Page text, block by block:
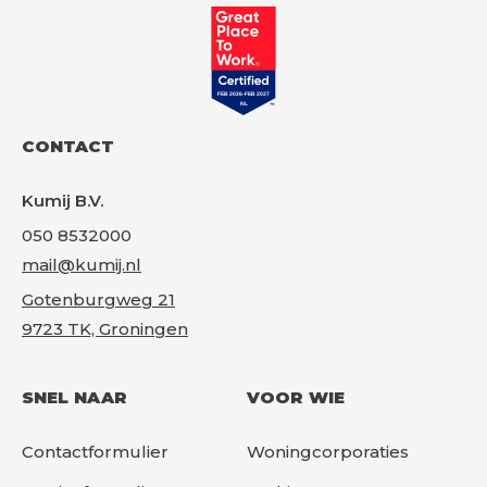
CONTACT
Kumij B.V.
050 8532000
mail@kumij.nl
Gotenburgweg 21
9723 TK, Groningen
SNEL NAAR
Contactformulier
VOOR WIE
Woningcorporaties